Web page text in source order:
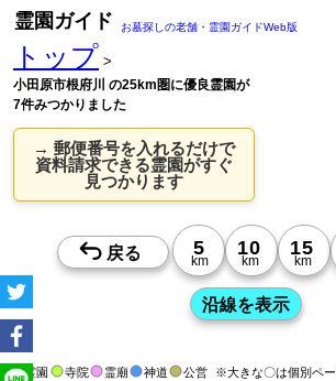
霊園ガイド お墓探しの老舗・霊園ガイドWeb版
トップ >
小田原市根府川 の25km圏に優良霊園が
7件みつかりました
→ 郵便番号を入れるだけで
資料請求できる霊園がすぐ
見つかります
霊園 寺院 霊廟 神道 公営 ※大きな〇は個別ペ